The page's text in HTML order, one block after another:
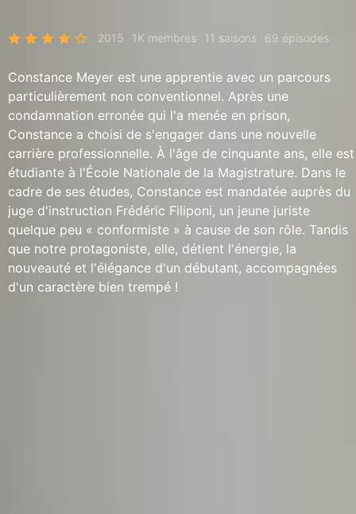
2015 1K membres 11 saisons 69 épisodes
Constance Meyer est une apprentie avec un parcours
particulièrement non conventionnel. Après une
condamnation erronée qui l'a menée en prison,
Constance a choisi de s'engager dans une nouvelle
carrière professionnelle. À l'âge de cinquante ans, elle est
étudiante à l'École Nationale de la Magistrature. Dans le
cadre de ses études, Constance est mandatée auprès du
juge d'instruction Frédéric Filiponi, un jeune juriste
quelque peu « conformiste » à cause de son rôle. Tandis
que notre protagoniste, elle, détient l'énergie, la
nouveauté et l'élégance d'un débutant, accompagnées
d'un caractère bien trempé !